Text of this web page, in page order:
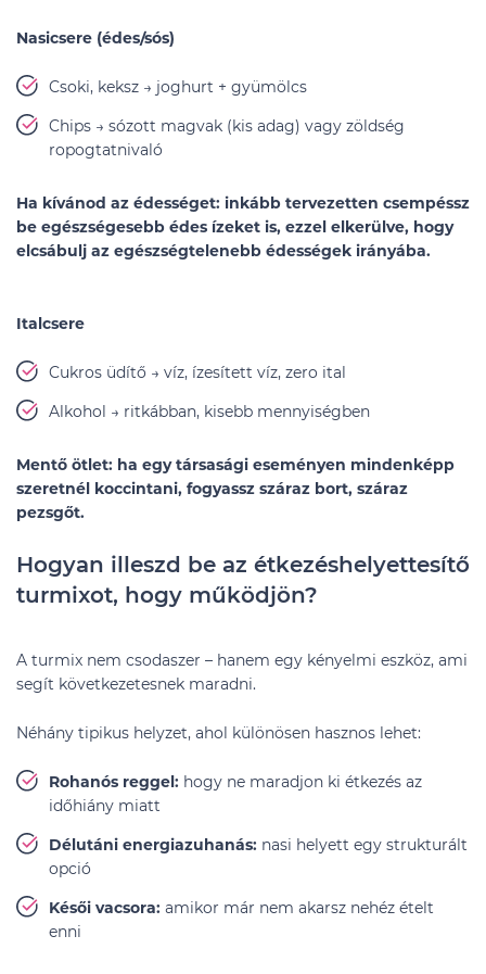
Nasicsere (édes/sós)
Csoki, keksz → joghurt + gyümölcs
Chips → sózott magvak (kis adag) vagy zöldség
ropogtatnivaló
Ha kívánod az édességet: inkább tervezetten csempéssz
be egészségesebb édes ízeket is, ezzel elkerülve, hogy
elcsábulj az egészségtelenebb édességek irányába.
Italcsere
Cukros üdítő → víz, ízesített víz, zero ital
Alkohol → ritkábban, kisebb mennyiségben
Mentő ötlet: ha egy társasági eseményen mindenképp
szeretnél koccintani, fogyassz száraz bort, száraz
pezsgőt.
Hogyan illeszd be az étkezéshelyettesítő
turmixot, hogy működjön?
A turmix nem csodaszer – hanem egy kényelmi eszköz, ami
segít következetesnek maradni.
Néhány tipikus helyzet, ahol különösen hasznos lehet:
Rohanós reggel: hogy ne maradjon ki étkezés az
időhiány miatt
Délutáni energiazuhanás: nasi helyett egy strukturált
opció
Késői vacsora: amikor már nem akarsz nehéz ételt
enni